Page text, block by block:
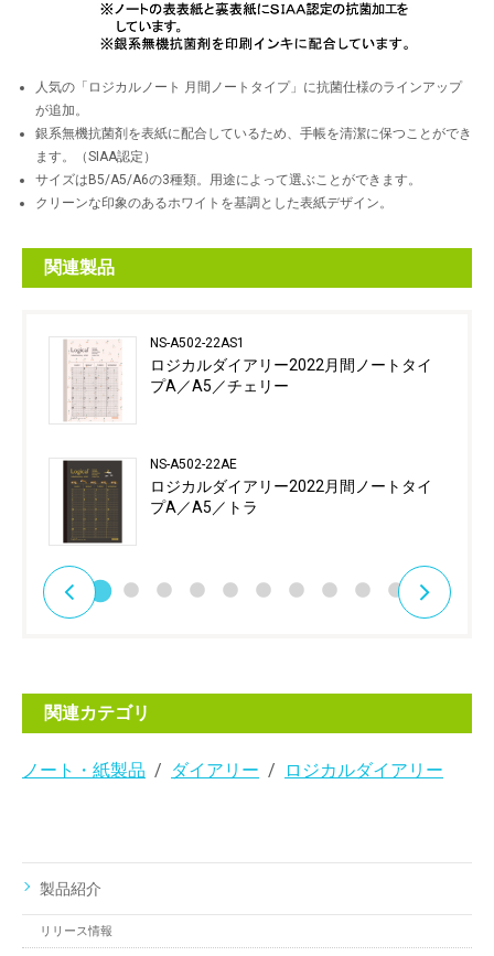
人気の「ロジカルノート 月間ノートタイプ」に抗菌仕様のラインアップ
が追加。
銀系無機抗菌剤を表紙に配合しているため、手帳を清潔に保つことができ
ます。（SIAA認定）
サイズはB5/A5/A6の3種類。用途によって選ぶことができます。
クリーンな印象のあるホワイトを基調とした表紙デザイン。
関連製品
NS-A502-22AS1
ロジカルダイアリー2022月間ノートタイ
プA／A5／チェリー
NS-A502-22AE
ロジカルダイアリー2022月間ノートタイ
プA／A5／トラ
関連カテゴリ
ノート・紙製品 ダイアリー ロジカルダイアリー
製品紹介
リリース情報